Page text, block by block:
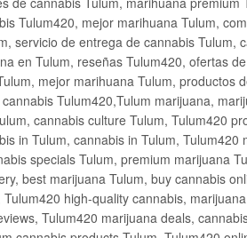
Tulum420, mejor marihuana Tulum,
servicio de entrega de cannabis
en Tulum, reseñas Tulum420, ofertas
mejor marihuana Tulum,
Tulum420,Tulum marijuana,
cannabis culture Tulum, Tulum420
in Tulum, cannabis in Tulum,
specials Tulum, premium marijuana
best marijuana Tulum, buy cannabis
high-quality cannabis,
Tulum420 marijuana deals,